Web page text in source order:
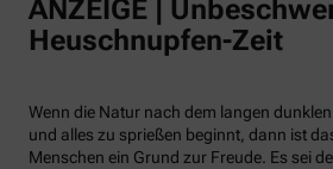
ANZEIGE |
Heuschnupfen-Zeit
Wenn die Natur nach dem langen
und alles zu sprießen beginnt, dann ist
Menschen ein Grund zur Freude. Es sei